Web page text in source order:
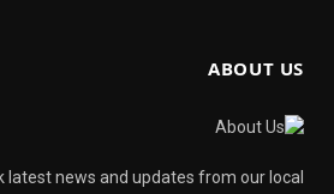
ABOUT US
latest news and updates from our local